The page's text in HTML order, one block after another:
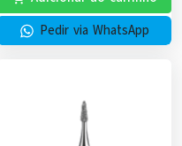
Pedir via WhatsApp